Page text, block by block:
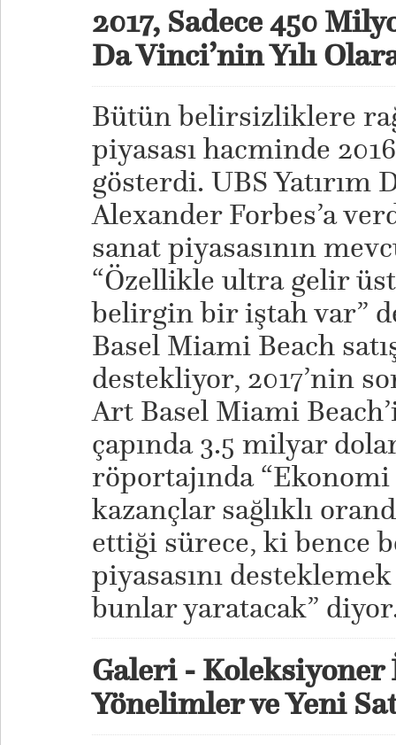
2017, Sadece 450
Da Vinci’nin Yılı
Bütün belirsizliklere
piyasası hacminde
gösterdi. UBS
Alexander Forbes’a
sanat piyasasının
“Özellikle ultra gelir
belirgin bir iştah var”
Basel Miami Beach
destekliyor, 2017’nin
Art Basel Miami
çapında 3.5 milyar
röportajında
kazançlar sağlıklı
ettiği sürece, ki bence
piyasasını
bunlar yaratacak”
Galeri -
Yönelimler ve Yeni